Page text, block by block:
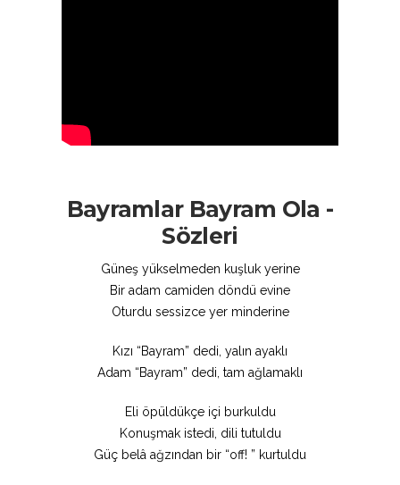
Bayramlar Bayram Ola -
Sözleri
Güneş yükselmeden kuşluk yerine
Bir adam camiden döndü evine
Oturdu sessizce yer minderine
Kızı “Bayram” dedi, yalın ayaklı
Adam “Bayram” dedi, tam ağlamaklı
Eli öpüldükçe içi burkuldu
Konuşmak istedi, dili tutuldu
Güç belâ ağzından bir “off! ” kurtuldu